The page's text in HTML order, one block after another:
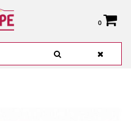
0
0,00 €
VER CESTA